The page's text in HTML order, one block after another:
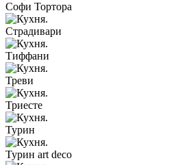
Софи Тортора
Страдивари
Тиффани
Треви
Триесте
Турин
Турин art deco